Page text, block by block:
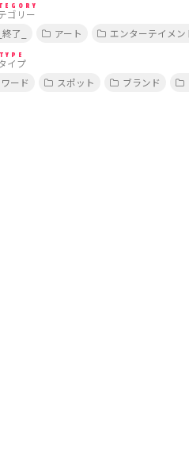
ゴリー
_終了_ アート エンターテイメン
TYPE
イプ
ード スポット ブランド